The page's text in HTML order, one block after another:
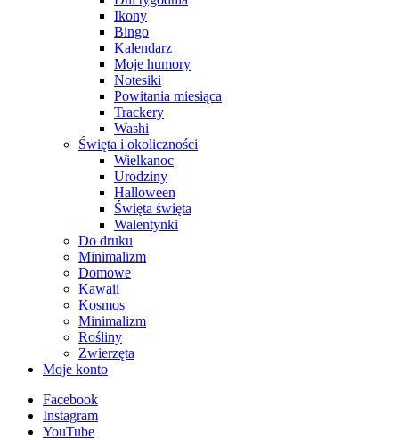
Ikony
Bingo
Kalendarz
Moje humory
Notesiki
Powitania miesiąca
Trackery
Washi
Święta i okoliczności
Wielkanoc
Urodziny
Halloween
Święta święta
Walentynki
Do druku
Minimalizm
Domowe
Kawaii
Kosmos
Minimalizm
Rośliny
Zwierzęta
Moje konto
Facebook
Instagram
YouTube